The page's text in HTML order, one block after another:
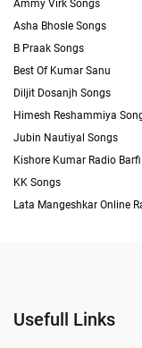
Ammy Virk Songs
Asha Bhosle Songs
B Praak Songs
Best Of Kumar Sanu
Diljit Dosanjh Songs
Himesh Reshammiya
Jubin Nautiyal Songs
Kishore Kumar Radio Barfi
KK Songs
Lata Mangeshkar Online
Usefull Links